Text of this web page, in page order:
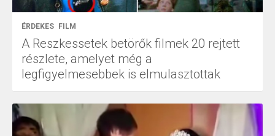
ÉRDEKES FILM
A Reszkessetek betörők filmek 20 rejtett
részlete, amelyet még a
legfigyelmesebbek is elmulasztottak